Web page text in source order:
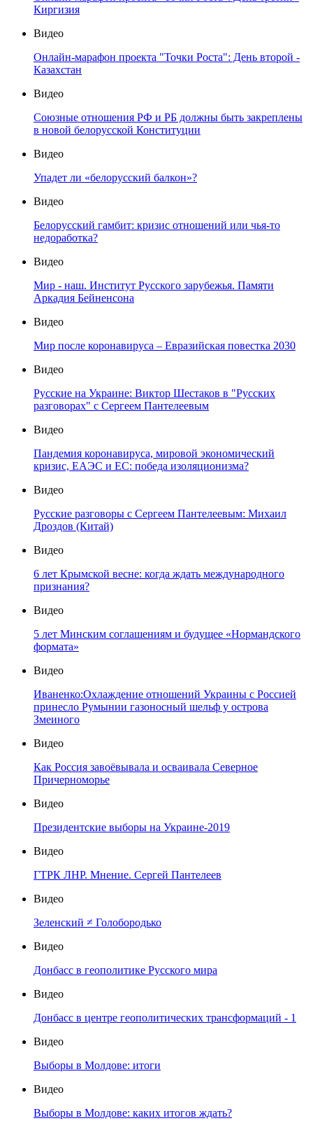
Киргизия
Видео
Онлайн-марафон проекта "Точки Роста": День второй -
Казахстан
Видео
Союзные отношения РФ и РБ должны быть закреплены
в новой белорусской Конституции
Видео
Упадет ли «белорусский балкон»?
Видео
Белорусский гамбит: кризис отношений или чья-то
недоработка?
Видео
Мир - наш. Институт Русского зарубежья. Памяти
Аркадия Бейненсона
Видео
Мир после коронавируса – Евразийская повестка 2030
Видео
Русские на Украине: Виктор Шестаков в "Русских
разговорах" с Сергеем Пантелеевым
Видео
Пандемия коронавируса, мировой экономический
кризис, ЕАЭС и ЕС: победа изоляционизма?
Видео
Русские разговоры с Сергеем Пантелеевым: Михаил
Дроздов (Китай)
Видео
6 лет Крымской весне: когда ждать международного
признания?
Видео
5 лет Минским соглашениям и будущее «Нормандского
формата»
Видео
Иваненко:Охлаждение отношений Украины с Россией
принесло Румынии газоносный шельф у острова
Змеиного
Видео
Как Россия завоёвывала и осваивала Северное
Причерноморье
Видео
Президентские выборы на Украине-2019
Видео
ГТРК ЛНР. Мнение. Сергей Пантелеев
Видео
Зеленский ≠ Голобородько
Видео
Донбасс в геополитике Русского мира
Видео
Донбасс в центре геополитических трансформаций - 1
Видео
Выборы в Молдове: итоги
Видео
Выборы в Молдове: каких итогов ждать?